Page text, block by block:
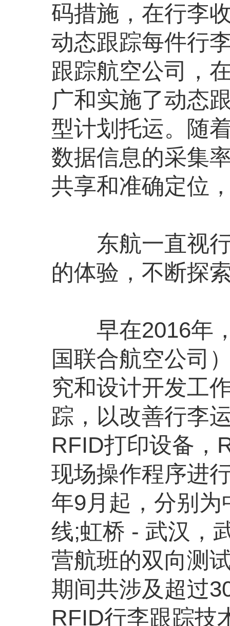
码措施，在行李
动态跟踪每件行
跟踪航空公司，
广和实施了动态
型计划托运。随
数据信息的采集
共享和准确定位
东航一直视行
的体验，不断探
早在2016年，
国联合航空公司
究和设计开发工
踪，以改善行李
RFID打印设备，
现场操作程序进
年9月起，分别
线;虹桥 - 武汉，
营航班的双向测
期间共涉及超过
RFID行李跟踪技